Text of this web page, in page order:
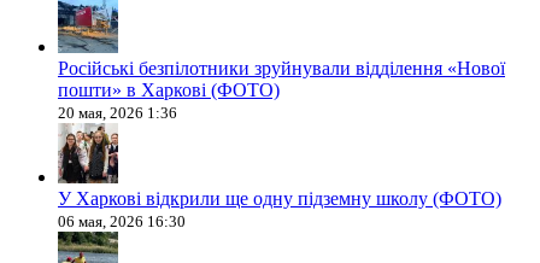
Російські безпілотники зруйнували відділення «Нової
пошти» в Харкові (ФОТО)
20 мая, 2026 1:36
У Харкові відкрили ще одну підземну школу (ФОТО)
06 мая, 2026 16:30